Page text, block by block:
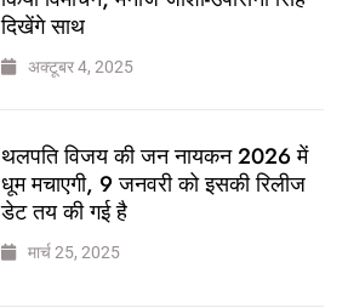
दिखेंगे साथ
अक्टूबर 4, 2025
थलपति विजय की जन नायकन 2026 में
धूम मचाएगी, 9 जनवरी को इसकी रिलीज
डेट तय की गई है
मार्च 25, 2025